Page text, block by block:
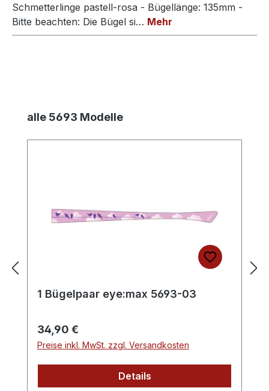
Schmetterlinge pastell-rosa - Bügellänge: 135mm -
Bitte beachten: Die Bügel si… Mehr
Produktgalerie überspringen
alle 5693 Modelle
1 Bügelpaar eye:max 5693-03
Regulärer Preis:
34,90 €
Preise inkl. MwSt. zzgl. Versandkosten
Details